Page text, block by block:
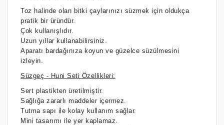
Toz halinde olan bitki çaylarınızı süzmek için oldukça
pratik bir üründür.
Çok kullanışlıdır.
Uzun yıllar kullanabilirsiniz.
Aparatı bardağınıza koyun ve güzelce süzülmesini
izleyin.
Süzgeç - Huni Seti Özellikleri:
Sert plastikten üretilmiştir.
Sağlığa zararlı maddeler içermez.
Tutma sapı ile kolay kullanım sağlar.
Mini tasarımı ile yer kaplamaz.